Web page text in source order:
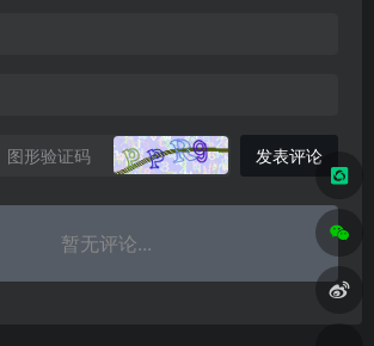
发表评论
暂无评论...